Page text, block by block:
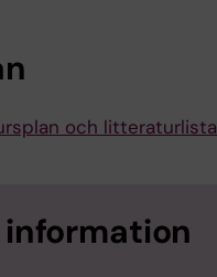
och litteraturlista